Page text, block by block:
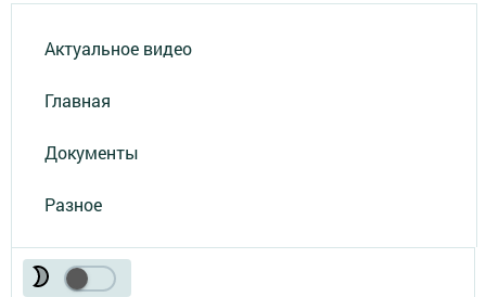
Актуальное видео
Главная
Документы
Разное